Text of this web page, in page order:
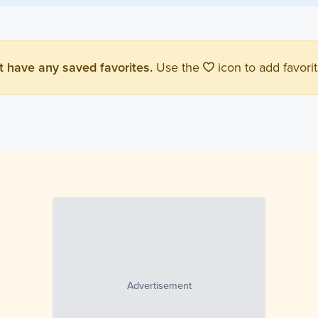
have any saved favorites.Use the icon to add